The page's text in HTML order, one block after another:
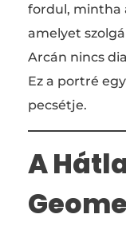
fordul, mintha
amelyet
Arcán nincs
Ez a portré egy
pecsétje.
A